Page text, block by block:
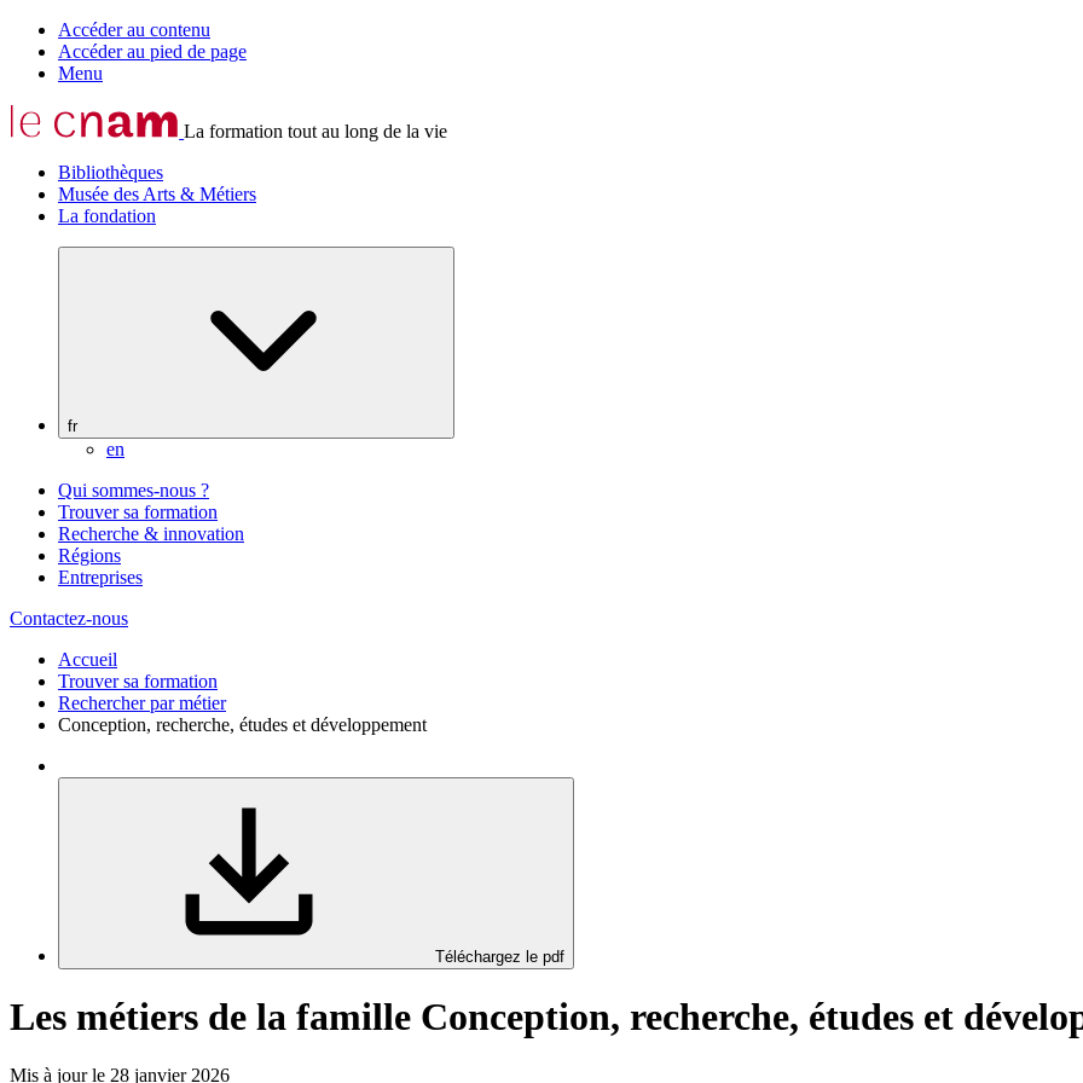
Accéder au contenu
Accéder au pied de page
Menu
La formation tout au long de la vie
Bibliothèques
Musée des Arts & Métiers
La fondation
fr
en
Qui sommes-nous ?
Trouver sa formation
Recherche & innovation
Régions
Entreprises
Contactez-nous
Accueil
Trouver sa formation
Rechercher par métier
Conception, recherche, études et développement
Téléchargez le pdf
Les métiers de la famille Conception, recherche, études et
Mis à jour le 28 janvier 2026